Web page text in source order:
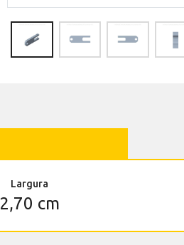
Largura
2,70 cm